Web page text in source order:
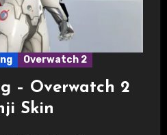
Overwatch 2
– Overwatch 2
Skin